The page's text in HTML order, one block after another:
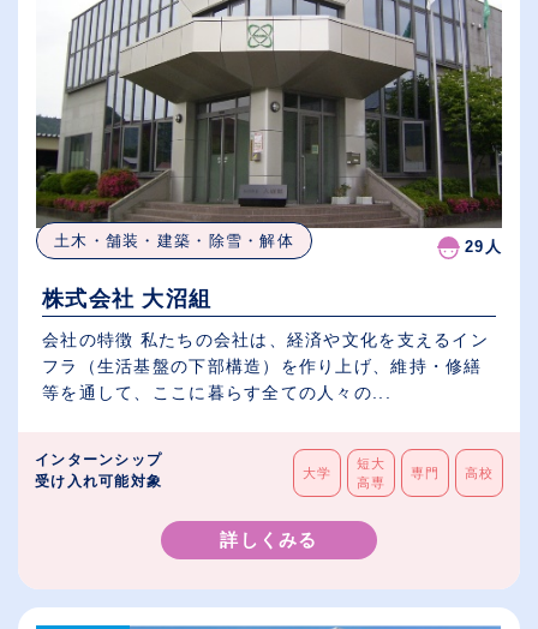
土木・舗装・建築・除雪・解体 29人
株式会社 大沼組
会社の特徴 私たちの会社は、経済や文化を支えるイン
フラ（生活基盤の下部構造）を作り上げ、維持・修繕
等を通して、ここに暮らす全ての人々の...
インターンシップ
受け入れ可能対象
大学
短大
高専
専門 高校
詳しくみる